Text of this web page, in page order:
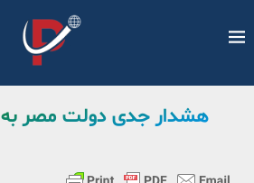
هشدار جدی دولت مصر به